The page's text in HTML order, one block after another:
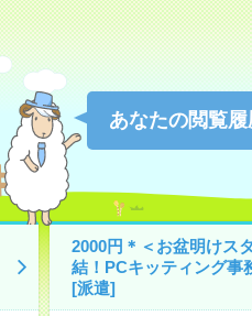
あなたの閲覧
2000円＊＜お盆明けス
結！PCキッティング事
[派遣]